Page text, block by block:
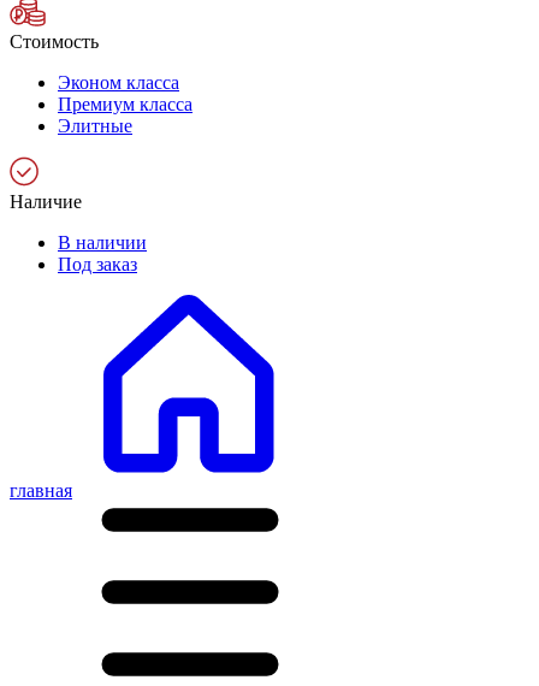
Стоимость
Эконом класса
Премиум класса
Элитные
Наличие
В наличии
Под заказ
главная